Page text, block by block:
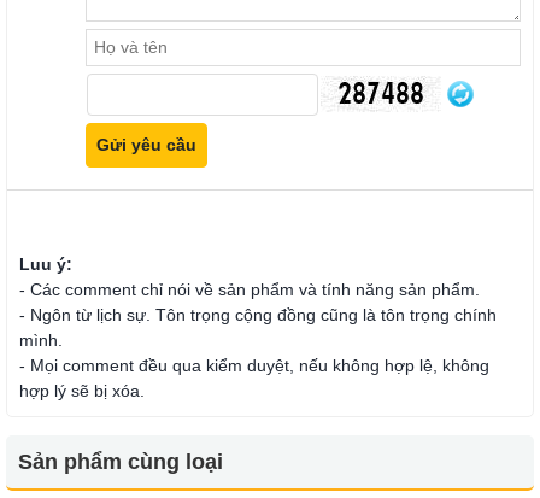
Luu ý:
- Các comment chỉ nói về sản phẩm và tính năng sản phẩm.
- Ngôn từ lịch sự. Tôn trọng cộng đồng cũng là tôn trọng chính
mình.
- Mọi comment đều qua kiểm duyệt, nếu không hợp lệ, không
hợp lý sẽ bị xóa.
Sản phẩm cùng loại